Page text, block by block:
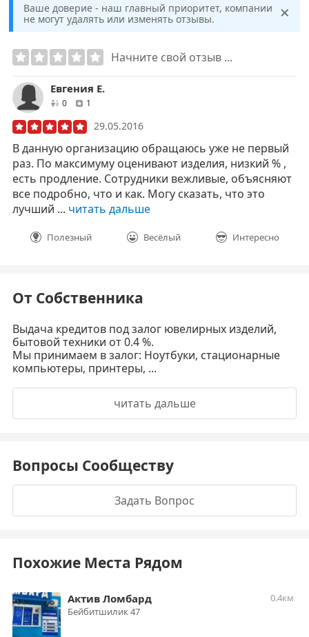
Ваше доверие - наш главный приоритет, компании
не могут удалять или изменять отзывы.
×
Начните свой отзыв ...
Евгения Е.
0друзей1
29.05.2016
В данную организацию обращаюсь уже не первый
раз. По максимуму оценивают изделия, низкий % ,
есть продление. Сотрудники вежливые, объясняют
все подробно, что и как. Могу сказать, что это
лучший ... читать дальше
Полезный Весёлый Интересно
От Собственника
Выдача кредитов под залог ювелирных изделий,
бытовой техники от 0.4 %.
Мы принимаем в залог: Ноутбуки, стационарные
компьютеры, принтеры, ...
читать дальше
Вопросы Сообществу
Задать Вопрос
Похожие Места Рядом
Актив Ломбард
0.4км
Бейбитшилик 47